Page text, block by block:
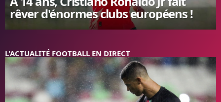
FC BARCELONE
BAYERN
L'AVIS DE LA RÉDAC'
rêver d'énormes clubs européens !
L'ACTUALITÉ FOOTBALL EN DIRECT